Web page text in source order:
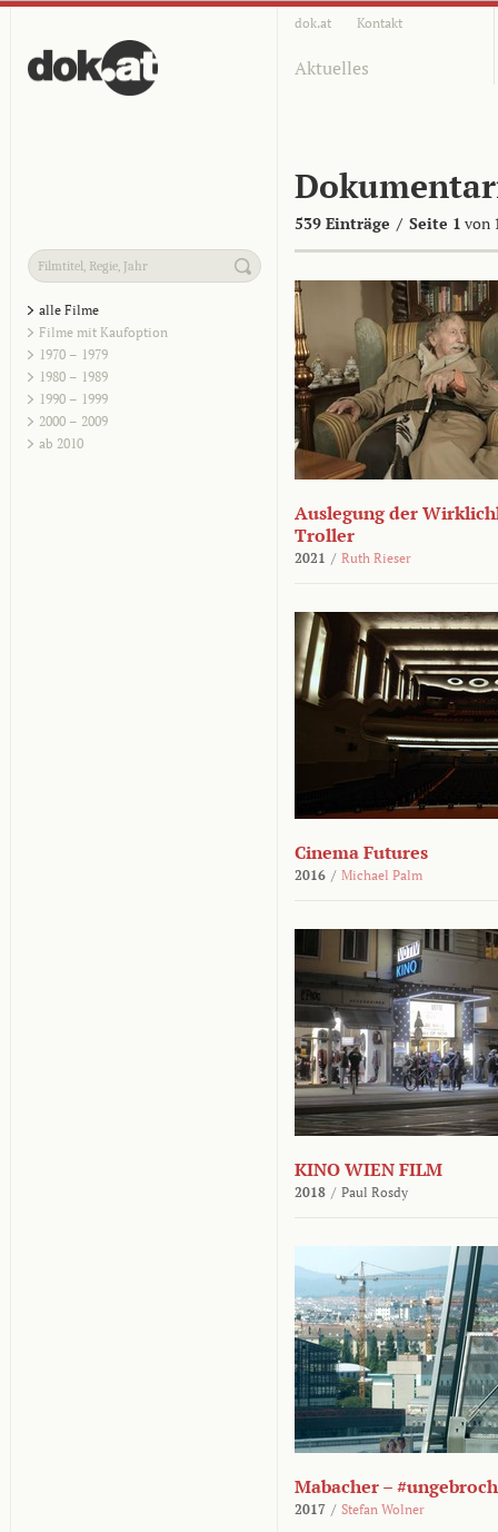
dok.at Kontakt
Aktuelles
539 Einträge / Seite 1 von
alle Filme
Filme mit Kaufoption
1970 – 1979
1980 – 1989
1990 – 1999
2000 – 2009
ab 2010
Auslegung der
Troller
2021 / Ruth Rieser
Cinema Futures
2016 / Michael Palm
KINO WIEN FILM
2018 / Paul Rosdy
Mabacher –
2017 / Stefan Wolner